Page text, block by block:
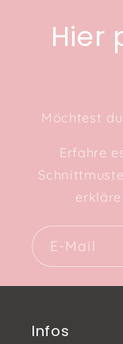
Hier
Möchtest
Erfahre
E-Mail
Infos